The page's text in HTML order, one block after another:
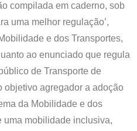
compilada em caderno, sob
uma melhor regulação’,
e dos Transportes,
ao enunciado que regula
de Transporte de
objetivo agregador a adoção
da Mobilidade e dos
uma mobilidade inclusiva,